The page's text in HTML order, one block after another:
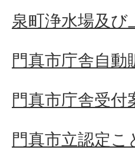
泉町浄水場及び
門真市庁舎自動
門真市庁舎受付
門真市立認定